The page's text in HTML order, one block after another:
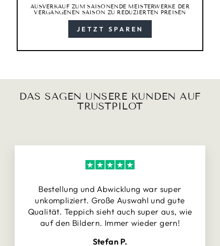
AUSVERKAUF ZUM SAISONENDE MEISTERWERKE DER
VERGANGENEN SAISON ZU REDUZIERTEN PREISEN
JETZT SPAREN
DAS SAGEN UNSERE KUNDEN AUF
TRUSTPILOT
Bestellung und Abwicklung war super
unkompliziert. Große Auswahl und gute
Qualität. Teppich sieht auch super aus, wie
auf den Bildern. Immer wieder gern!
Stefan P.